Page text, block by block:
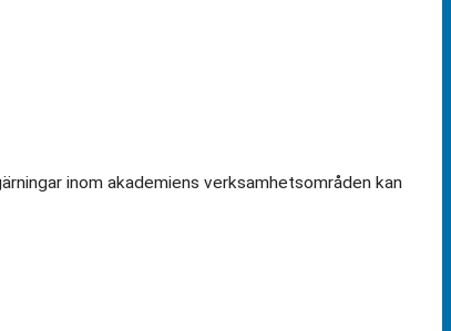
inom akademiens verksamhetsområden kan